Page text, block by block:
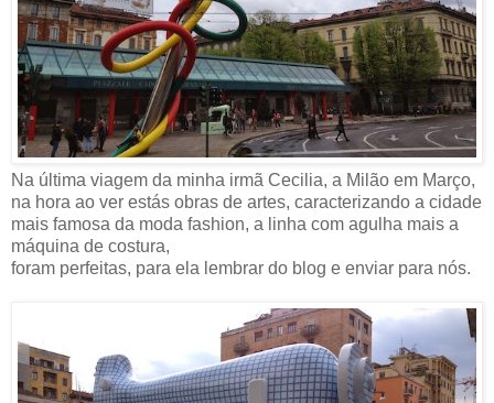
Na última viagem da minha irmã Cecilia, a Milão em Março,
na hora ao ver estás obras de artes, caracterizando a cidade
mais famosa da moda fashion, a linha com agulha mais a
máquina de costura,
foram perfeitas, para ela lembrar do blog e enviar para nós.